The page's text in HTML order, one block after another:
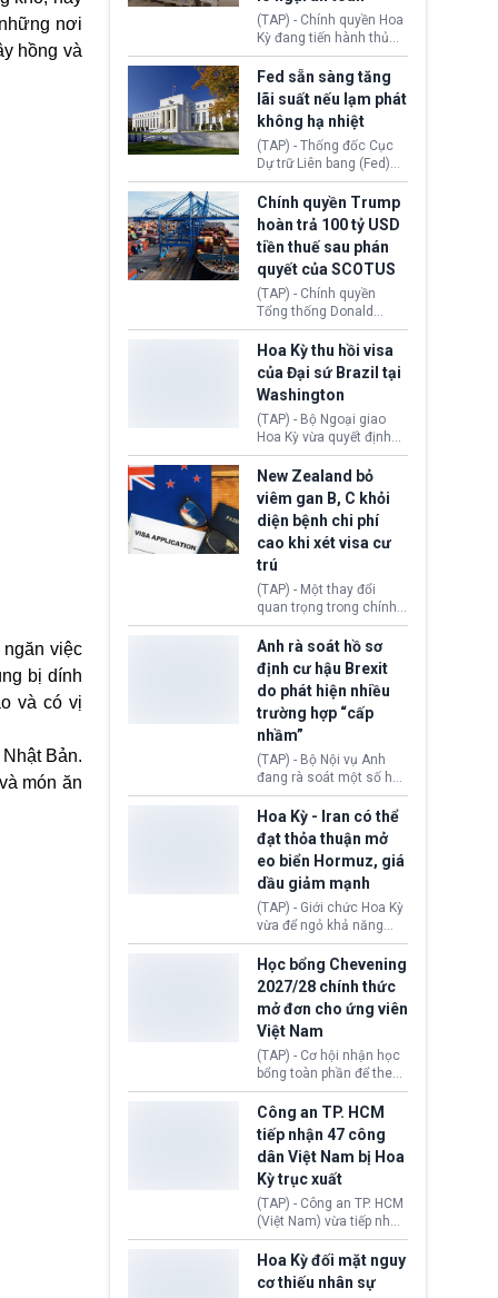
nơi
hồng và
việc
bị dính
và có vị
Bản.
món ăn
chính trị từ Liên đoàn
Bóng đá Jordan. Trước
áp lực dồn dập, FIFA phải
tổ chức cuộc họp khẩn ở
Morocco.
(TAP) - Chính quyền Hoa
Kỳ đang tiến hành thủ
tục thu hồi chứng nhận
hoạt động của tổ chức
hiến tạng Network for
Hope (bang Kentucky).
Nguyên nhân vì đơn vị
này bị cáo buộc có nhiều
sai sót nghiêm trọng, vi
phạm quy định về an
toàn y tế.
Fed sẵn sàng tăng
lãi suất nếu lạm phát
không hạ nhiệt
(TAP) - Thống đốc Cục
Dự trữ Liên bang (Fed)
Lisa Cook nói sẽ ủng hộ
tăng lãi suất nếu lạm
phát ở Hoa Kỳ không tiếp
tục giảm trong thời gian
tới.
Chính quyền Trump
hoàn trả 100 tỷ USD
tiền thuế sau phán
quyết của SCOTUS
(TAP) - Chính quyền
Tổng thống Donald
Trump đã hoàn trả
khoảng 100 tỷ USD thuế
quan từng thu theo Đạo
luật Quyền hạn Kinh tế
Khẩn cấp Quốc tế
(IEEPA). Động thái này
diễn ra sau phán quyết
hồi tháng 2 bởi Tòa án
Tối cao Hoa Kỳ
(SCOTUS) khi tuyên bố,
việc áp thuế diện rộng là
hoàn toàn bất hợp pháp.
Hoa Kỳ thu hồi visa
của Đại sứ Brazil tại
Washington
(TAP) - Bộ Ngoại giao
Hoa Kỳ vừa quyết định
thu hồi thị thực (visa)
của bà Maria Luiza
Ribeiro Viotti - Đại sứ
Brazil tại Washington.
Động thái trên diễn ra
trong bối cảnh tranh
chấp ngoại giao giữa
chính quyền Tổng thống
Donald Trump và chính
phủ cánh tả Tổng thống
da Silva đang leo thang
gay gắt.
New Zealand bỏ
viêm gan B, C khỏi
diện bệnh chi phí
cao khi xét visa cư
trú
(TAP) - Một thay đổi
quan trọng trong chính
sách nhập cư của New
Zealand đang mở ra
thêm cơ hội cho nhiều
người muốn định cư. Từ
nay, người mắc viêm
gan B hoặc viêm gan C
sẽ không còn bị mặc
định không đáp ứng tiêu
chuẩn sức khỏe chỉ vì
chi phí điều trị khi nộp hồ
Anh rà soát hồ sơ
định cư hậu Brexit
do phát hiện nhiều
trường hợp “cấp
nhầm”
(TAP) - Bộ Nội vụ Anh
đang rà soát một số hồ
sơ thuộc Chương trình
Định cư EU (EU
Settlement Scheme -
EUSS) sau khi xác định
có trường hợp được cấp
quy chế cư trú hậu
Brexit “do nhầm lẫn”.
Động thái này làm dấy
lên lo ngại về việc thực
thi Thỏa thuận Rút khỏi
Liên minh châu Âu
(Withdrawal
Agreement).
Hoa Kỳ - Iran có thể
đạt thỏa thuận mở
eo biển Hormuz, giá
dầu giảm mạnh
(TAP) - Giới chức Hoa Kỳ
vừa để ngỏ khả năng
sớm đạt thỏa thuận với
Iran nhằm mở lại eo biển
Hormuz, mở đường cho
việc khôi phục hoạt
động hàng hải. Những
tín hiệu ngoại giao tích
cực này lập tức tác động
đến thị trường năng
lượng, kéo giá dầu thế
giới lùi sâu xuống dưới
mức 80 USD/thùng.
Học bổng Chevening
2027/28 chính thức
mở đơn cho ứng viên
Việt Nam
(TAP) - Cơ hội nhận học
bổng toàn phần để theo
học chương trình thạc sĩ
tại Vương quốc Anh đã
chính thức quay trở lại.
Học bổng Chevening
2027/28 của Chính phủ
Anh vừa mở cổng ứng
tuyển dành riêng ứng
viên Việt Nam, hỗ trợ
toàn bộ chi phí học tập
cùng nhiều quyền lợi
trong suốt một năm
học.
Công an TP. HCM
tiếp nhận 47 công
dân Việt Nam bị Hoa
Kỳ trục xuất
(TAP) - Công an TP. HCM
(Việt Nam) vừa tiếp nhận
47 công dân Việt Nam bị
Hoa Kỳ trục xuất về
nước. Đây là đợt có số
lượng lớn nhất từ đầu
Hoa Kỳ đối mặt nguy
cơ thiếu nhân sự